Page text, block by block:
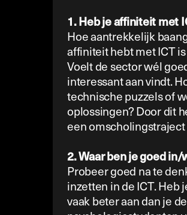
1. Heb je affiniteit met
Hoe aantrekkelijk
affiniteit hebt met ICT
Voelt de sector wél
interessant aan vindt.
technische puzzels of
oplossingen? Door dit
een
2. Waar ben je goed in/
Probeer goed na te
inzetten in de ICT. Heb
vaak beter aan dan je